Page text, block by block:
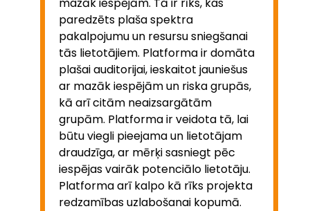
paredzēts plaša spektra
pakalpojumu un resursu sniegšanai
tās lietotājiem. Platforma ir domāta
plašai auditorijai, ieskaitot jauniešus
ar mazāk iespējām un riska grupās,
kā arī citām neaizsargātām
grupām. Platforma ir veidota tā, lai
būtu viegli pieejama un lietotājam
draudzīga, ar mērķi sasniegt pēc
iespējas vairāk potenciālo lietotāju.
Platforma arī kalpo kā rīks projekta
redzamības uzlabošanai kopumā.